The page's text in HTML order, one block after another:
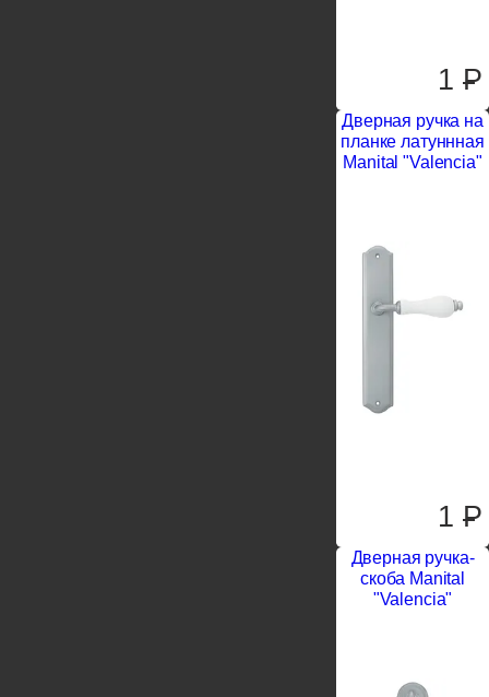
1P
Дверная ручка на
планке латуннная
Manital "Valencia"
1P
Дверная ручка-
скоба Manital
"Valencia"